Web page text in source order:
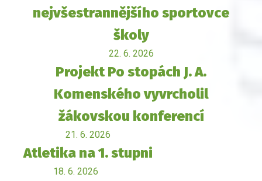
nejvšestrannějšího sportovce
školy
22. 6. 2026
Projekt Po stopách J. A.
Komenského vyvrcholil
žákovskou konferencí
21. 6. 2026
Atletika na 1. stupni
18. 6. 2026